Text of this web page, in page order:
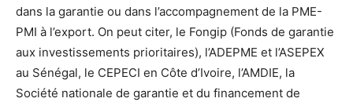
dans la garantie ou dans l’accompagnement de la PME-
PMI à l’export. On peut citer, le Fongip (Fonds de garantie
aux investissements prioritaires), l’ADEPME et l’ASEPEX
au Sénégal, le CEPECI en Côte d’Ivoire, l’AMDIE, la
Société nationale de garantie et du financement de